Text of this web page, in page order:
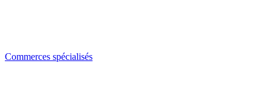
Commerces spécialisés